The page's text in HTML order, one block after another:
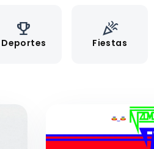
emoji_events
Deportes
celebration
Fiestas